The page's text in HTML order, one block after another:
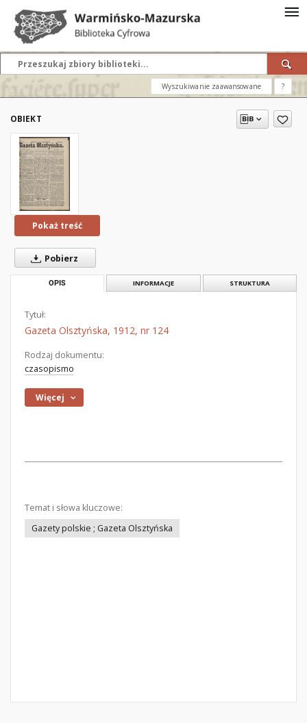
Wyszukiwanie zaawansowane ?
OBIEKT
Pokaż treść
Pobierz
OPIS INFORMACJE STRUKTURA
Tytuł:
Gazeta Olsztyńska, 1912, nr 124
Rodzaj dokumentu:
czasopismo
Więcej
Temat i słowa kluczowe:
Gazety polskie ; Gazeta Olsztyńska